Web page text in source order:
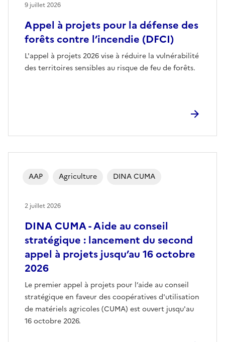
Appel à projets pour la défense des
forêts contre l’incendie (DFCI)
L'appel à projets 2026 vise à réduire la vulnérabilité
des territoires sensibles au risque de feu de forêts.
9 juillet 2026
DINA CUMA - Aide au conseil
stratégique : lancement du second
appel à projets jusqu’au 16 octobre
2026
Le premier appel à projets pour l’aide au conseil
stratégique en faveur des coopératives d'utilisation
de matériels agricoles (CUMA) est ouvert jusqu'au
16 octobre 2026.
AAP Agriculture DINA CUMA
2 juillet 2026